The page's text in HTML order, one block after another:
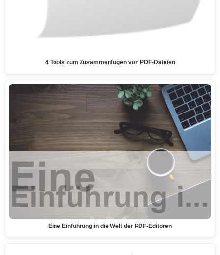
4 Tools zum Zusammenfügen von PDF-Dateien
Eine Einführung in die Welt der PDF-Editoren